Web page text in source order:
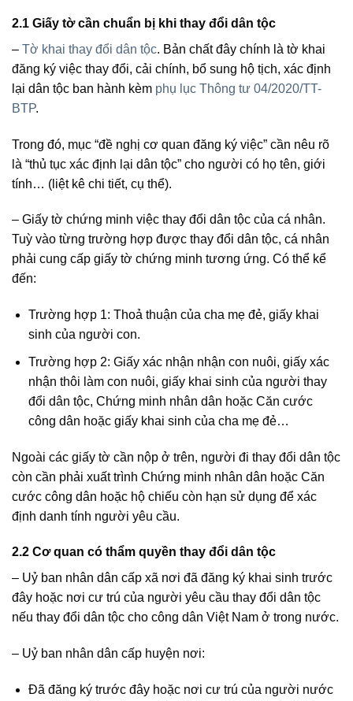
2.1 Giấy tờ cần chuẩn bị khi thay đổi dân tộc
– Tờ khai thay đổi dân tộc. Bản chất đây chính là tờ khai
đăng ký việc thay đổi, cải chính, bổ sung hộ tịch, xác định
lại dân tộc ban hành kèm phụ lục Thông tư 04/2020/TT-
BTP.
Trong đó, mục “đề nghị cơ quan đăng ký việc” cần nêu rõ
là “thủ tục xác định lại dân tộc” cho người có họ tên, giới
tính… (liệt kê chi tiết, cụ thể).
– Giấy tờ chứng minh việc thay đổi dân tộc của cá nhân.
Tuỳ vào từng trường hợp được thay đổi dân tộc, cá nhân
phải cung cấp giấy tờ chứng minh tương ứng. Có thể kể
đến:
Trường hợp 1: Thoả thuận của cha mẹ đẻ, giấy khai
sinh của người con.
Trường hợp 2: Giấy xác nhận nhận con nuôi, giấy xác
nhận thôi làm con nuôi, giấy khai sinh của người thay
đổi dân tộc, Chứng minh nhân dân hoặc Căn cước
công dân hoặc giấy khai sinh của cha mẹ đẻ…
Ngoài các giấy tờ cần nộp ở trên, người đi thay đổi dân tộc
còn cần phải xuất trình Chứng minh nhân dân hoặc Căn
cước công dân hoặc hộ chiếu còn hạn sử dụng để xác
định danh tính người yêu cầu.
2.2 Cơ quan có thẩm quyền thay đổi dân tộc
– Uỷ ban nhân dân cấp xã nơi đã đăng ký khai sinh trước
đây hoặc nơi cư trú của người yêu cầu thay đổi dân tộc
nếu thay đổi dân tộc cho công dân Việt Nam ở trong nước.
– Uỷ ban nhân dân cấp huyện nơi:
Đã đăng ký trước đây hoặc nơi cư trú của người nước